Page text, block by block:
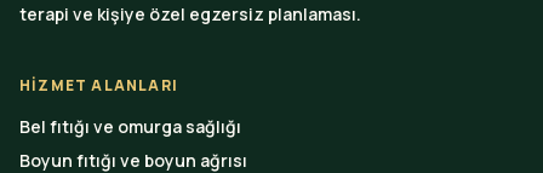
terapi ve kişiye özel egzersiz planlaması.
HIZMET ALANLARI
Bel fıtığı ve omurga sağlığı
Boyun fıtığı ve boyun ağrısı